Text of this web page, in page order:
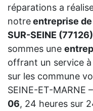
réparations a
notreentreprise de
SUR-SEINE (77126)
sommes une
offrant un service à
sur les commune
SEINE-ET-MARNE
06, 24 heures sur